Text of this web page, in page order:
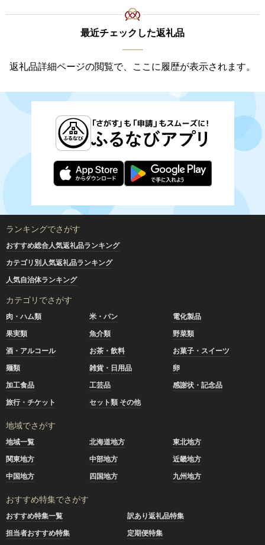
最近チェックした返礼品
返礼品詳細ページの閲覧で、ここに履歴が表示されます。
ランキングでさがす
おすすめ総合人気返礼品ランキング
カテゴリ別人気返礼品ランキング
人気自治体ランキング
カテゴリでさがす
肉・ハム類 米・パン
電化製品
果実類
魚介類
野菜類
酒・アルコール
お茶・飲料
お菓子・スイーツ
麺類
雑貨・日用品
卵
加工食品
工芸品
感謝状・記念品
旅行・チケット
セット類 その他
地域でさがす
地域一覧 北海道地方
東北地方
関東地方
中部地方
近畿地方
中国地方
四国地方 九州地方
おすすめ特集でさがす
おすすめ特集一覧
訳あり返礼品特集
担当者おすすめ特集
定期便特集